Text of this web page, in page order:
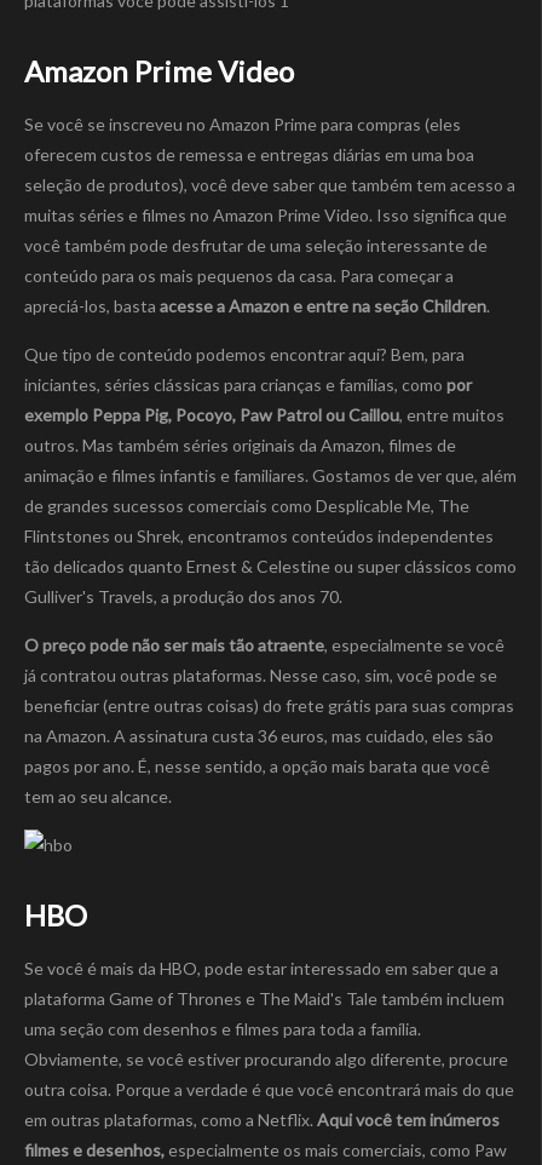
Amazon Prime Video
Se você se inscreveu no Amazon Prime para compras (eles
oferecem custos de remessa e entregas diárias em uma boa
seleção de produtos), você deve saber que também tem acesso a
muitas séries e filmes no Amazon Prime Video. Isso significa que
você também pode desfrutar de uma seleção interessante de
conteúdo para os mais pequenos da casa. Para começar a
apreciá-los, basta acesse a Amazon e entre na seção Children.
Que tipo de conteúdo podemos encontrar aqui? Bem, para
iniciantes, séries clássicas para crianças e famílias, como por
exemplo Peppa Pig, Pocoyo, Paw Patrol ou Caillou, entre muitos
outros. Mas também séries originais da Amazon, filmes de
animação e filmes infantis e familiares. Gostamos de ver que, além
de grandes sucessos comerciais como Desplicable Me, The
Flintstones ou Shrek, encontramos conteúdos independentes
tão delicados quanto Ernest & Celestine ou super clássicos como
Gulliver's Travels, a produção dos anos 70.
O preço pode não ser mais tão atraente, especialmente se você
já contratou outras plataformas. Nesse caso, sim, você pode se
beneficiar (entre outras coisas) do frete grátis para suas compras
na Amazon. A assinatura custa 36 euros, mas cuidado, eles são
pagos por ano. É, nesse sentido, a opção mais barata que você
tem ao seu alcance.
HBO
Se você é mais da HBO, pode estar interessado em saber que a
plataforma Game of Thrones e The Maid's Tale também incluem
uma seção com desenhos e filmes para toda a família.
Obviamente, se você estiver procurando algo diferente, procure
outra coisa. Porque a verdade é que você encontrará mais do que
em outras plataformas, como a Netflix. Aqui você tem inúmeros
filmes e desenhos,especialmente os mais comerciais, como Paw